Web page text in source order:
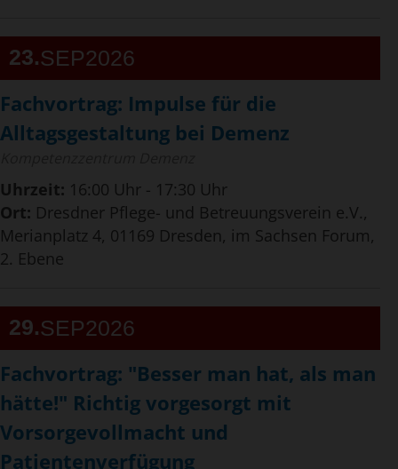
23 SEP2026
Fachvortrag: Impulse für die
Alltagsgestaltung bei Demenz
Uhrzeit: 16:00 Uhr - 17:30 Uhr
Ort: Dresdner Pflege- und Betreuungsverein e.V.,
Merianplatz 4, 01169 Dresden, im Sachsen Forum,
2. Ebene
29 SEP2026
Fachvortrag: "Besser man hat, als man
hätte!" Richtig vorgesorgt mit
Vorsorgevollmacht und
Patientenverfügung